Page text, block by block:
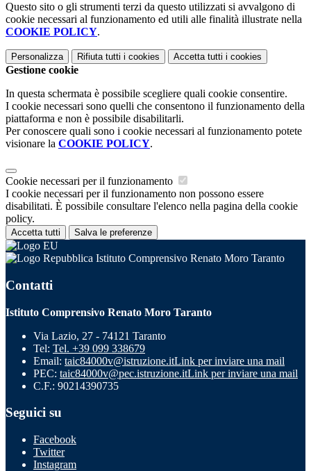
Questo sito o gli strumenti terzi da questo utilizzati si avvalgono di
cookie necessari al funzionamento ed utili alle finalità illustrate nella
COOKIE POLICY.
Personalizza Rifiuta tutti i cookies Accetta tutti i cookies
Gestione cookie
In questa schermata è possibile scegliere quali cookie consentire.
I cookie necessari sono quelli che consentono il funzionamento della
piattaforma e non è possibile disabilitarli.
Per conoscere quali sono i cookie necessari al funzionamento potete
visionare la COOKIE POLICY.
Cookie necessari per il funzionamento
I cookie necessari per il funzionamento non possono essere
disabilitati. È possibile consultare l'elenco nella pagina della cookie
policy.
Accetta tutti Salva le preferenze
Istituto Comprensivo Renato Moro Taranto
Contatti
Istituto Comprensivo Renato Moro Taranto
Via Lazio, 27 - 74121 Taranto
Tel: Tel. +39 099 338679
Email: taic84000v@istruzione.itLink per inviare una mail
PEC: taic84000v@pec.istruzione.itLink per inviare una mail
C.F.: 90214390735
Seguici su
Facebook
Twitter
Instagram